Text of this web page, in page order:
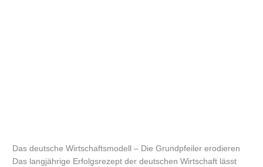
Das deutsche Wirtschaftsmodell – Die Grundpfeiler erodieren
Das langjährige Erfolgsrezept der deutschen Wirtschaft lässt